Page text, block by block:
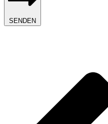
SENDEN